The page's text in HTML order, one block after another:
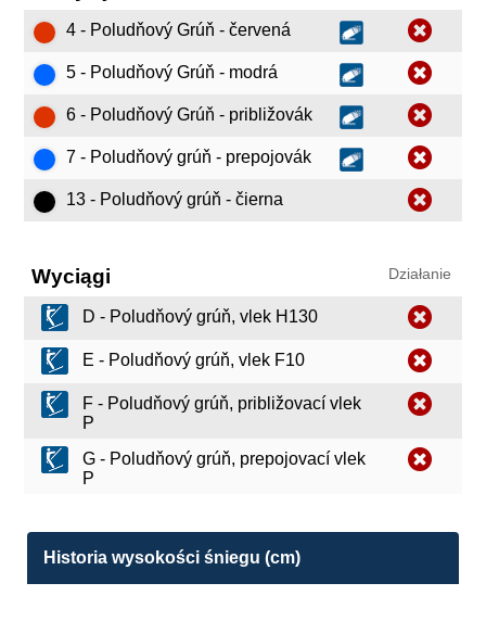
4 - Poludňový Grúň - červená
5 - Poludňový Grúň - modrá
6 - Poludňový Grúň - približovák
7 - Poludňový grúň - prepojovák
13 - Poludňový grúň - čierna
Wyciągi Działanie
D - Poludňový grúň, vlek H130
E - Poludňový grúň, vlek F10
F - Poludňový grúň, približovací vlek
P
G - Poludňový grúň, prepojovací vlek
P
Historia wysokości śniegu (cm)